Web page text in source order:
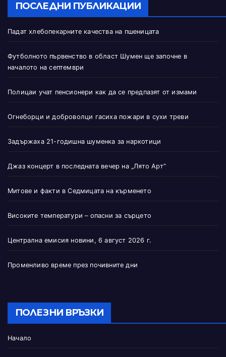
ПОСЛЕДНИ ПУБЛИКАЦИИ
Падат хлебопекарните качества на пшеницата
Футболното първенство в област Шумен ще започне в
началото на септември
Полицаи учат пенсионери как да се предпазят от измами
Огнеборци и доброволци гасиха пожари в сухи треви
Задържаха 21-годишна шуменка за наркотици
Джаз концерт в последната вечер на „Лято Арт“
Митове и факти в Седмицата на кърменето
Високите температури – опасни за сърцето
Централна емисия новини, 6 август 2026 г.
Променливо време през почивните дни
ПОЛЕЗНИ ВРЪЗКИ
Начало